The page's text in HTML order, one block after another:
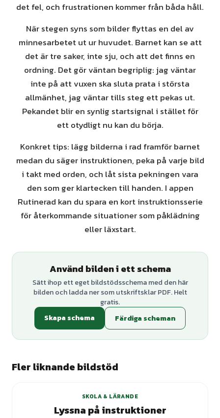
det fel, och frustrationen kommer från båda håll.
När stegen syns som bilder flyttas en del av
minnesarbetet ut ur huvudet. Barnet kan se att
det är tre saker, inte sju, och att det finns en
ordning. Det gör väntan begriplig: jag väntar
inte på att vuxen ska sluta prata i största
allmänhet, jag väntar tills steg ett pekas ut.
Pekandet blir en synlig startsignal i stället för
ett otydligt nu kan du börja.
Konkret tips: lägg bilderna i rad framför barnet
medan du säger instruktionen, peka på varje bild
i takt med orden, och låt sista pekningen vara
den som ger klartecken till handen. I appen
Rutinerad kan du spara en kort instruktionsserie
för återkommande situationer som påklädning
eller läxstart.
Använd bilden i ett schema
Sätt ihop ett eget bildstödsschema med den här
bilden och ladda ner som utskriftsklar PDF. Helt
gratis.
Skapa schema
Färdiga scheman
Fler liknande bildstöd
SKOLA & LÄRANDE
Lyssna på instruktioner